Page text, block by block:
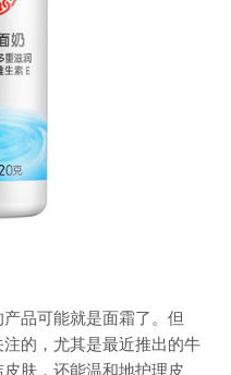
品可能就是面霜了。但
的，尤其是最近推出的牛
肤，还能温和地护理皮